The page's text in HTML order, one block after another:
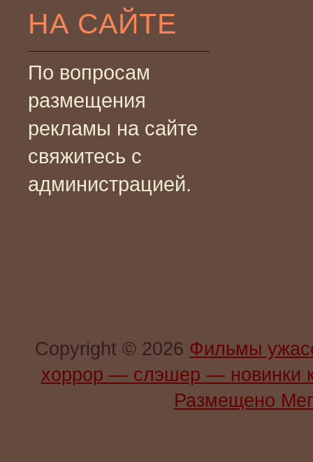
НА САЙТЕ
По вопросам
размещения
рекламы на сайте
свяжитесь с
администрацией.
Copyright © 2026 Фильмы
хоррор — слэшер —
Размещено